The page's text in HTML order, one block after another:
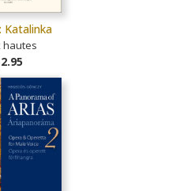
Katalinka
hautes